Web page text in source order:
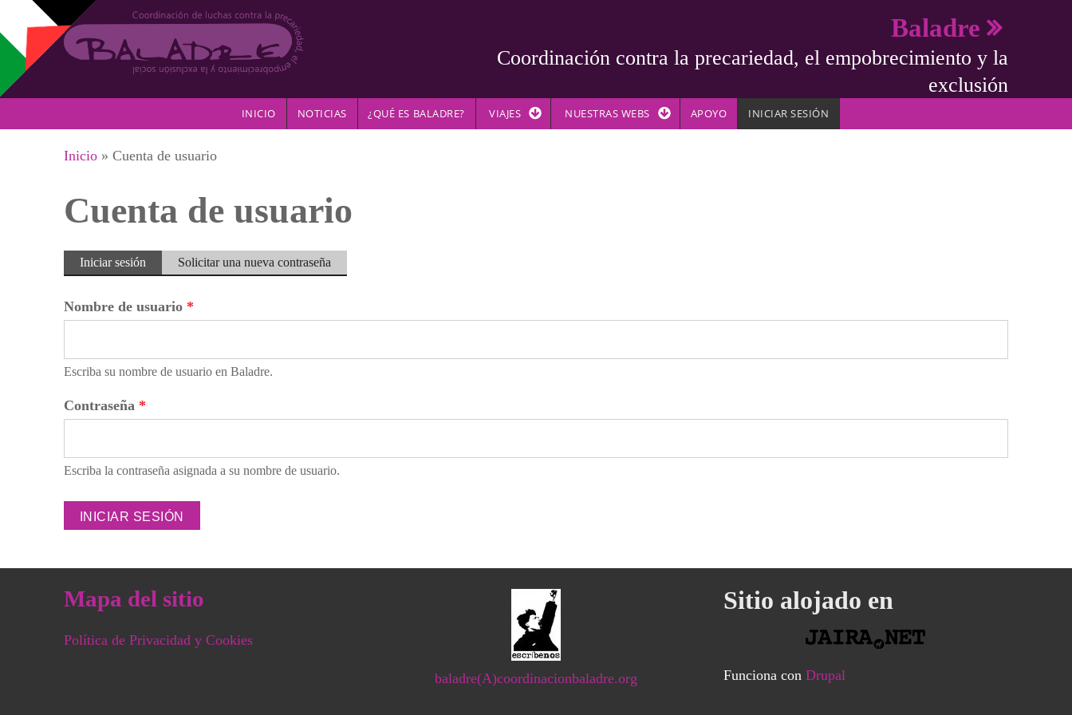
Pasar al contenido principal
Baladre
Coordinación contra la precariedad, el empobrecimiento y la
exclusión
INICIO NOTICIAS ¿QUÉ ES BALADRE? VIAJES NUESTRAS WEBS APOYO INICIAR SESIÓN
Se encuentra usted aquí
Inicio » Cuenta de usuario
Cuenta de usuario
Solapas principales
Iniciar sesión (solapaSolicitar una nueva contraseña
Nombre de usuario *
Escriba su nombre de usuario en Baladre.
Contraseña *
Escriba la contraseña asignada a su nombre de usuario.
Mapa del sitio
Política de Privacidad y Cookies
baladre(A)coordinacionbaladre.org
Sitio alojado en
Funciona con Drupal